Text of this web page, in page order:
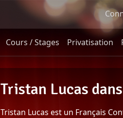
Cours / Stages Privatisation
Tristan Lucas
Tristan Lucas est un Français